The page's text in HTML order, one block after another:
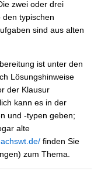
zwei oder drei
typischen
sind aus alten
ist unter den
Lösungshinweise
der Klausur
kann es in der
und -typen geben;
alte
finden Sie
zum Thema.